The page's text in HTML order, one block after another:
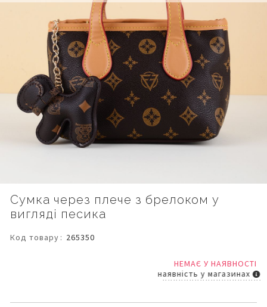
Сумка через плече з брелоком у
вигляді песика
Код товару 265350
НЕМАЄ У НАЯВНОСТІ
наявність у магазинах
початку
зображень